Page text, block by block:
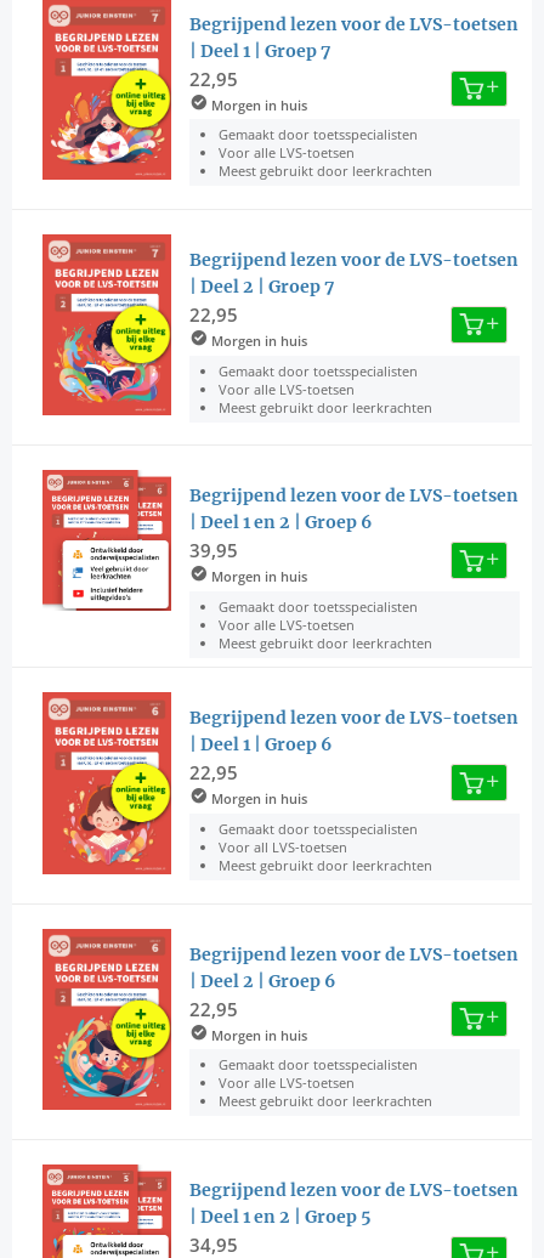
Begrijpend lezen voor de LVS-toetsen
| Deel 1 | Groep 7
22,95
Morgen in huis
Gemaakt door toetsspecialisten
Voor alle LVS-toetsen
Meest gebruikt door leerkrachten
Begrijpend lezen voor de LVS-toetsen
| Deel 2 | Groep 7
22,95
Morgen in huis
Gemaakt door toetsspecialisten
Voor alle LVS-toetsen
Meest gebruikt door leerkrachten
Begrijpend lezen voor de LVS-toetsen
| Deel 1 en 2 | Groep 6
39,95
Morgen in huis
Gemaakt door toetsspecialisten
Voor alle LVS-toetsen
Meest gebruikt door leerkrachten
Begrijpend lezen voor de LVS-toetsen
| Deel 1 | Groep 6
22,95
Morgen in huis
Gemaakt door toetsspecialisten
Voor all LVS-toetsen
Meest gebruikt door leerkrachten
Begrijpend lezen voor de LVS-toetsen
| Deel 2 | Groep 6
22,95
Morgen in huis
Gemaakt door toetsspecialisten
Voor alle LVS-toetsen
Meest gebruikt door leerkrachten
Begrijpend lezen voor de LVS-toetsen
| Deel 1 en 2 | Groep 5
34,95